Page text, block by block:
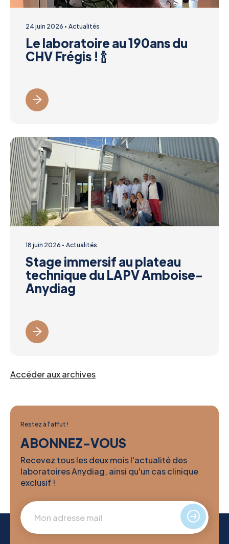
24 juin 2026 Actualités
Le laboratoire au 190ans du
CHV Frégis ! 🍾
18 juin 2026 Actualités
Stage immersif au plateau
technique du LAPV Amboise-
Anydiag
Accéder aux archives
Restez à l'affut !
ABONNEZ-VOUS
Recevez tous les deux mois l'actualité des
laboratoires Anydiag, ainsi qu'un cas clinique
exclusif !